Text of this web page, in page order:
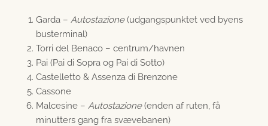
Garda – Autostazione(udgangspunktet ved byens
busterminal)
Torri del Benaco – centrum/havnen
Pai (Pai di Sopra og Pai di Sotto)
Castelletto & Assenza di Brenzone
Cassone
Malcesine – Autostazione(enden af ruten, få
minutters gang fra svævebanen)